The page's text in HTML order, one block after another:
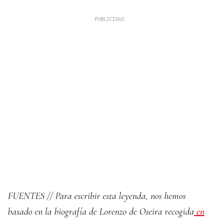
FUENTES // Para escribir esta leyenda, nos hemos
basado en la biografía de Lorenzo de Oseira recogida en